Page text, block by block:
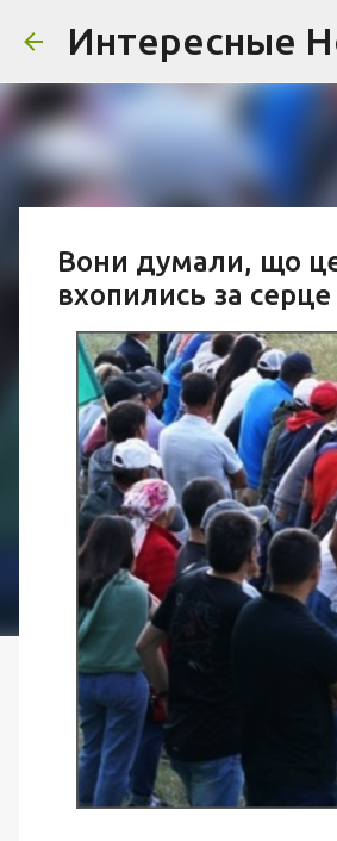
Интересные
Вони думали, що
вхопились за серце